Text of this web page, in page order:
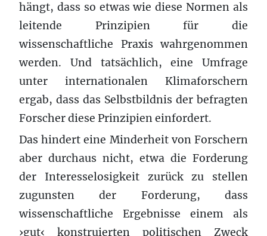
hängt, dass so etwas wie diese Normen als
leitende Prinzipien für die
wissenschaftliche Praxis wahrgenommen
werden. Und tatsächlich, eine Umfrage
unter internationalen Klimaforschern
ergab, dass das Selbstbildnis der befragten
Forscher diese Prinzipien einfordert.
Das hindert eine Minderheit von Forschern
aber durchaus nicht, etwa die Forderung
der Interesselosigkeit zurück zu stellen
zugunsten der Forderung, dass
wissenschaftliche Ergebnisse einem als
›gut‹ konstruierten politischen Zweck